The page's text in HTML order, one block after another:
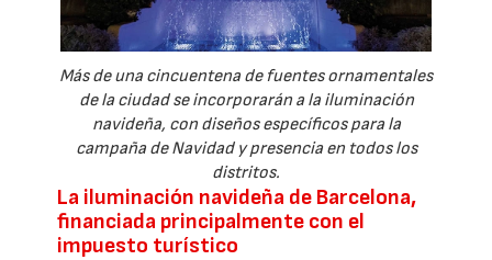
Más de una cincuentena de fuentes ornamentales
de la ciudad se incorporarán a la iluminación
navideña, con diseños específicos para la
campaña de Navidad y presencia en todos los
distritos.
La iluminación navideña de Barcelona,
financiada principalmente con el
impuesto turístico